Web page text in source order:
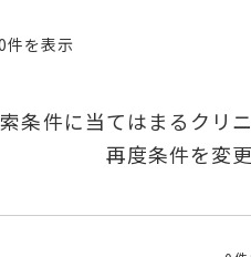
件を表示
条件に当てはまるクリ
再度条件を変